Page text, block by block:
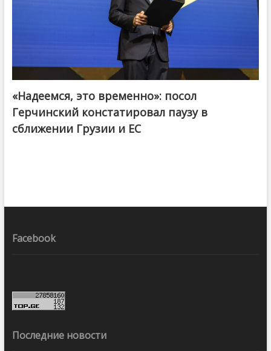
«Надеемся, это временно»: посол
Герчинский констатировал паузу в
сближении Грузии и ЕС
Facebook
Последние новости